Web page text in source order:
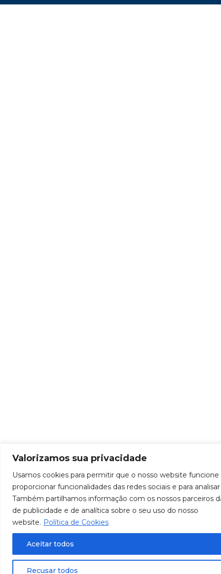
Valorizamos sua privacidade
Usamos cookies para permitir que o nosso website
proporcionar funcionalidades das redes sociais e para
Também partilhamos informação com os nossos parceiros
de publicidade e de analítica sobre o seu uso do nosso
website. Política de Cookies
Recusar todos
Aceitar todos